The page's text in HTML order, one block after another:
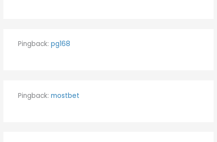
Pingback: pg168
Pingback: mostbet